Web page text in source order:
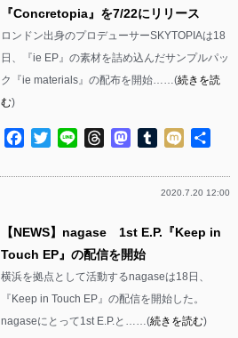
『Concretopia』を7/22にリリース
ロンドン出身のプロデューサーSKYTOPIAは18
日、『ie EP』の素材を詰め込んだサンプルパッ
ク『ie materials』の配布を開始……(続きを読
む)
Facebook
TwitterLine ThreadsMastodon
Tumblr
Mixi
2020.7.20 12:00
【NEWS】nagase 1st E.P.『Keep in
Touch EP』の配信を開始
横浜を拠点として活動するnagaseは18日、
『Keep in Touch EP』の配信を開始した。
nagaseにとって1st E.P.と……(続きを読む)